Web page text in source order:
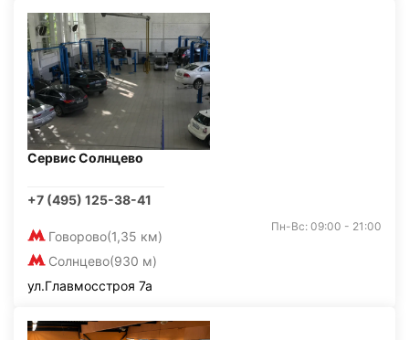
Сервис Солнцево
+7 (495) 125-38-41
Говорово(1,35 км)
Солнцево(930 м)
Пн-Вс: 09:00 - 21:00
ул.Главмосстроя 7а